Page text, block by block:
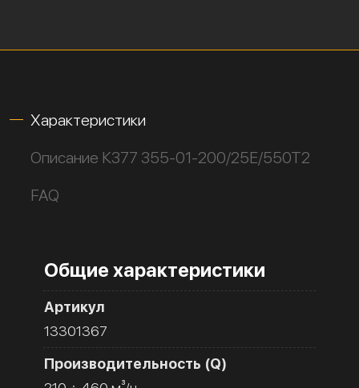
Характеристики
Описание К377 355-01-200/25Е/550Т2
FAQ
Общие характеристики
Артикул
13301367
Производительность (Q)